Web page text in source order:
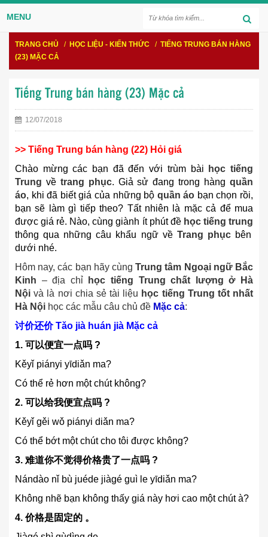
MENU
TRANG CHỦ / HỌC LIỆU - KIẾN THỨC / TIẾNG TRUNG BÁN HÀNG
(23) MẶC CẢ
Tiếng Trung bán hàng (23) Mặc cả
12/07/2018
>> Tiếng Trung bán hàng (22) Hỏi giá
Chào mừng các bạn đã đến với trùm bài
học tiếng
Trung vềtrang phục. Giả sử đang trong hàngquần
áo, khi đã biết giá của những bộ quần áo bạn chọn rồi,
bạn sẽ làm gì tiếp theo? Tất nhiên là mặc cả để mua
được giá rẻ. Nào, cùng giành ít phút đề học tiếng trung
thông qua những câu khẩu ngữ về Trang phụcbên
dưới nhé.
Hôm nay, các bạn hãy cùngTrung tâm Ngoại ngữ Bắc
Kinh – địa chỉ
học tiếng Trung chất lượng ở Hà
Nội và là nơi chia sẻ tài liệu học tiếng Trung tốt nhất
Hà Nội học các mẫu câu chủ đề Mặc cả:
讨价还价Tǎo jià huán jià Mặc cả
1. 可以便宜一点吗 ?
Kěyǐ piányi yīdiǎn ma?
Có thể rẻ hơn một chút không?
2. 可以给我便宜点吗 ?
Kěyǐ gěi wǒ piányi diǎn ma?
Có thể bớt một chút cho tôi được không?
3. 难道你不觉得价格贵了一点吗 ?
Nándào nǐ bù juéde jiàgé guì le yīdiǎn ma?
Không nhẽ bạn không thấy giá này hơi cao một chút à?
4. 价格是固定的 。